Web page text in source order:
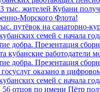
тыс. жителей Кубани
Морского Флота!
путёвок на санаторно-
семей с начала
добра. Презентация
кубанские работодатели
добра. Презентация
госуслуг оказано в
семей с начала
отцов по имени Пётр